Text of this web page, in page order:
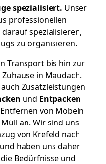
spezialisiert. Unser
professionellen
spezialisieren,
zu organisieren.
Transport bis hin zur
in Maudach.
Zusatzleistungen
und Entpacken
von Möbeln
an. Wir sind uns
von Krefeld nach
haben uns daher
Bedürfnisse und